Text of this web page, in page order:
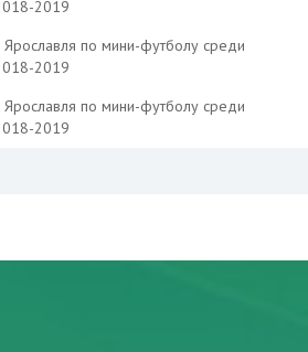
2019
по мини-футболу среди
2019
по мини-футболу среди
2019